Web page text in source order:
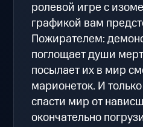
ролевой игре с
графикой вам
Пожирателем:
поглощает души
посылает их в мир
марионеток. И
спасти мир от
окончательно